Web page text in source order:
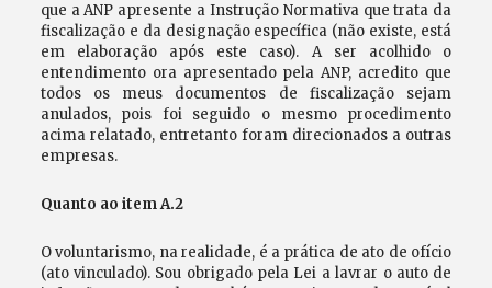
que a ANP apresente a Instrução Normativa que trata da
fiscalização e da designação específica (não existe, está
em elaboração após este caso). A ser acolhido o
entendimento ora apresentado pela ANP, acredito que
todos os meus documentos de fiscalização sejam
anulados, pois foi seguido o mesmo procedimento
acima relatado, entretanto foram direcionados a outras
empresas.
Quanto ao item A.2
O voluntarismo, na realidade, é a prática de ato de ofício
(ato vinculado). Sou obrigado pela Lei a lavrar o auto de